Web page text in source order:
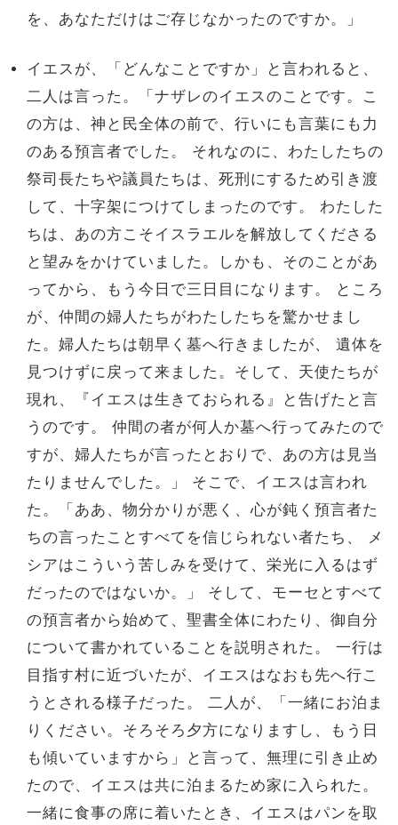
を、あなただけはご存じなかったのですか。」
イエスが、「どんなことですか」と言われると、
二人は言った。「ナザレのイエスのことです。こ
の方は、神と民全体の前で、行いにも言葉にも力
のある預言者でした。 それなのに、わたしたちの
祭司長たちや議員たちは、死刑にするため引き渡
して、十字架につけてしまったのです。 わたした
ちは、あの方こそイスラエルを解放してくださる
と望みをかけていました。しかも、そのことがあ
ってから、もう今日で三日目になります。 ところ
が、仲間の婦人たちがわたしたちを驚かせまし
た。婦人たちは朝早く墓へ行きましたが、 遺体を
見つけずに戻って来ました。そして、天使たちが
現れ、『イエスは生きておられる』と告げたと言
うのです。 仲間の者が何人か墓へ行ってみたので
すが、婦人たちが言ったとおりで、あの方は見当
たりませんでした。」 そこで、イエスは言われ
た。「ああ、物分かりが悪く、心が鈍く預言者た
ちの言ったことすべてを信じられない者たち、 メ
シアはこういう苦しみを受けて、栄光に入るはず
だったのではないか。」 そして、モーセとすべて
の預言者から始めて、聖書全体にわたり、御自分
について書かれていることを説明された。 一行は
目指す村に近づいたが、イエスはなおも先へ行こ
うとされる様子だった。 二人が、「一緒にお泊ま
りください。そろそろ夕方になりますし、もう日
も傾いていますから」と言って、無理に引き止め
たので、イエスは共に泊まるため家に入られた。
一緒に食事の席に着いたとき、イエスはパンを取